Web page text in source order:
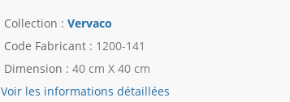
Collection : Vervaco
Code Fabricant : 1200-141
Dimension : 40 cm X 40 cm
Voir les informations détaillées